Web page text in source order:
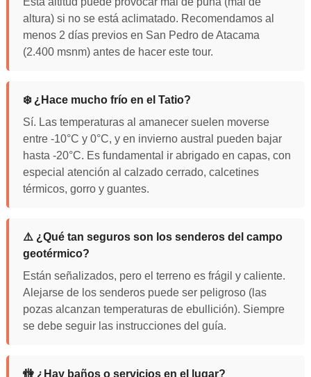
altura) si no se está aclimatado. Recomendamos al
menos 2 días previos en San Pedro de Atacama
(2.400 msnm) antes de hacer este tour.
❄️ ¿Hace mucho frío en el Tatio?
Sí. Las temperaturas al amanecer suelen moverse
entre -10°C y 0°C, y en invierno austral pueden bajar
hasta -20°C. Es fundamental ir abrigado en capas, con
especial atención al calzado cerrado, calcetines
térmicos, gorro y guantes.
⚠️ ¿Qué tan seguros son los senderos del campo
geotérmico?
Están señalizados, pero el terreno es frágil y caliente.
Alejarse de los senderos puede ser peligroso (las
pozas alcanzan temperaturas de ebullición). Siempre
se debe seguir las instrucciones del guía.
🚻 ¿Hay baños o servicios en el lugar?